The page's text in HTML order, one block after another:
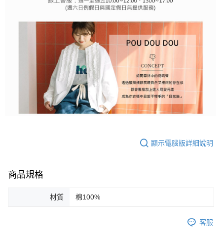
顯示電腦版詳細說明
商品規格
材質 棉100%
客服